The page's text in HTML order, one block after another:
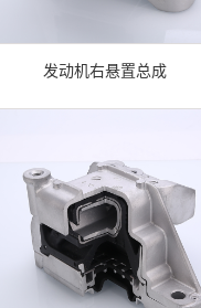
发动机右悬置总成